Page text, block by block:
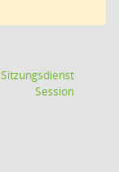
Sitzungsdienst
Session(Wird in